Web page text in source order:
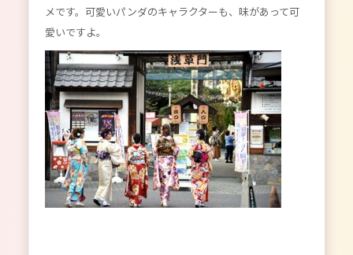
メです。可愛いパンダのキャラクターも、味があって可
愛いですよ。